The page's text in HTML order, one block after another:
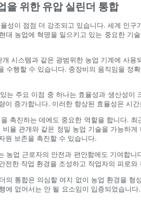
을 위한 유압 실린더 통합
성이 점점 더 강조되고 있습니다. 세계 인
대 농업에 혁명을 일으키고 있는 중요한
시스템과 같은 광범위한 농업 기계에 사
수행할 수 있습니다. 중장비의 움직임을
는 주요 이점 중 하나는 효율성과 생산성
이 증가합니다. 이러한 향상된 효율성은 시
촉진하는 데에도 중요한 역할을 합니다.
율 관개와 같은 정밀 농업 기술을 가능하
원 보존을 촉진할 수 있습니다.
농업 근로자의 안전과 편안함에도 기여합
전한 작업 환경을 조성하고 작업자의 피로
의 통합은 의심할 여지 없이 농업 환경을
에 없어서는 안 될 요소임이 입증되었습니